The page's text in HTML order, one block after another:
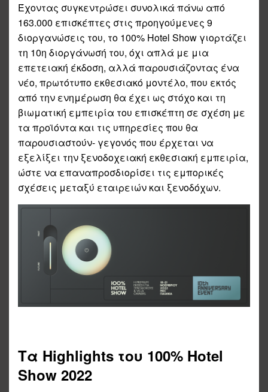
Έχοντας συγκεντρώσει συνολικά πάνω από
163.000 επισκέπτες στις προηγούμενες 9
διοργανώσεις του, το 100% Hotel Show γιορτάζει
τη 10η διοργάνωσή του, όχι απλά με μια
επετειακή έκδοση, αλλά παρουσιάζοντας ένα
νέο, πρωτότυπο εκθεσιακό μοντέλο, που εκτός
από την ενημέρωση θα έχει ως στόχο και τη
βιωματική εμπειρία του επισκέπτη σε σχέση με
τα προϊόντα και τις υπηρεσίες που θα
παρουσιαστούν- γεγονός που έρχεται να
εξελίξει την ξενοδοχειακή εκθεσιακή εμπειρία,
ώστε να επαναπροσδιορίσει τις εμπορικές
σχέσεις μεταξύ εταιρειών και ξενοδόχων.
Τα Highlights του 100% Hotel
Show 2022